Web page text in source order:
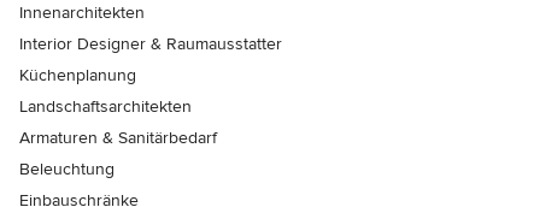
Innenarchitekten
Interior Designer & Raumausstatter
Küchenplanung
Landschaftsarchitekten
Armaturen & Sanitärbedarf
Beleuchtung
Einbauschränke